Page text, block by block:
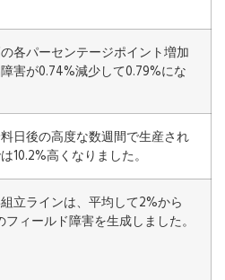
各パーセンテージポイント増加
害が0.74%減少して0.79%にな
日後の高度な数週間で生産され
10.2%高くなりました。
立ラインは、平均して2%から
ィールド障害を生成しました。